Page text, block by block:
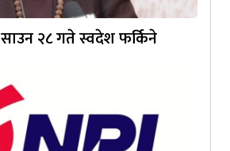
२८ गते स्वदेश फर्किने